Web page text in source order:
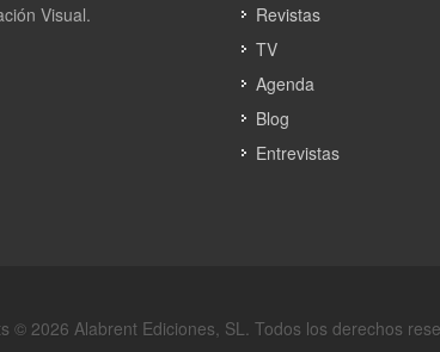
Visual.
Revistas
TV
Agenda
Blog
Entrevistas
© 2026 Alabrent Ediciones, SL. Todos los derechos